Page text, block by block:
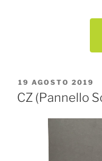
19 AGOSTO 2019
CZ (Pannello